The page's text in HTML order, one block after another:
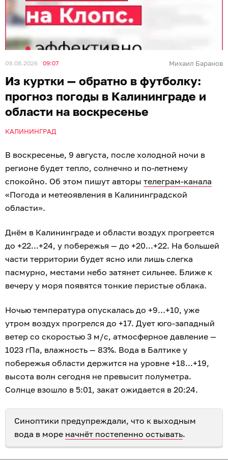
09.08.2026 09:07 Михаил Баранов
Из куртки — обратно в футболку:
прогноз погоды в Калининграде и
области на воскресенье
КАЛИНИНГРАД
В воскресенье, 9 августа, после холодной ночи в
регионе будет тепло, солнечно и по-летнему
спокойно. Об этом пишут авторы телеграм-канала
«Погода и метеоявления в Калининградской
области».
Днём в Калининграде и области воздух прогреется
до +22...+24, у побережья — до +20...+22. На большей
части территории будет ясно или лишь слегка
пасмурно, местами небо затянет сильнее. Ближе к
вечеру у моря появятся тонкие перистые облака.
Ночью температура опускалась до +9...+10, уже
утром воздух прогрелся до +17. Дует юго-западный
ветер со скоростью 3 м/с, атмосферное давление —
1023 гПа, влажность — 83%. Вода в Балтике у
побережья области держится на уровне +18...+19,
высота волн сегодня не превысит полуметра.
Солнце взошло в 5:01, закат ожидается в 20:24.
Синоптики предупреждали, что к выходным
вода в море начнёт постепенно остывать.